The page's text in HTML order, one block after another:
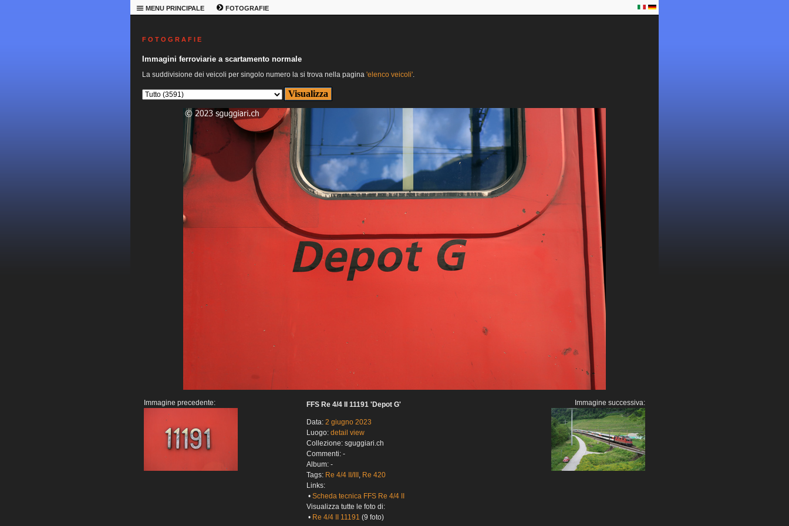
MENU PRINCIPALE FOTOGRAFIE
F O T O G R A F I E
Immagini ferroviarie a scartamento normale
La suddivisione dei veicoli per singolo numero la si trova nella pagina 'elenco veicoli'.
Immagine precedente: FFS Re 4/4 II 11191 'Depot G'
Data: 2 giugno 2023
Luogo: detail view
Collezione: sguggiari.ch
Commenti: -
Album: -
Tags: Re 4/4 II/III , Re 420
Links:
• Scheda tecnica FFS Re 4/4 II
Visualizza tutte le foto di:
• Re 4/4 II 11191 (9 foto)
Immagine successiva: